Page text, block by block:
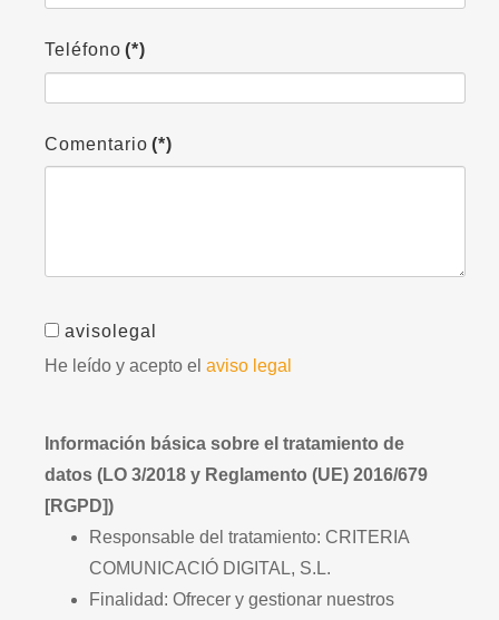
Teléfono (*)
Comentario (*)
avisolegal
He leído y acepto el aviso legal
Información básica sobre el tratamiento de
datos (LO 3/2018 y Reglamento (UE) 2016/679
[RGPD])
Responsable del tratamiento: CRITERIA
COMUNICACIÓ DIGITAL, S.L.
Finalidad: Ofrecer y gestionar nuestros